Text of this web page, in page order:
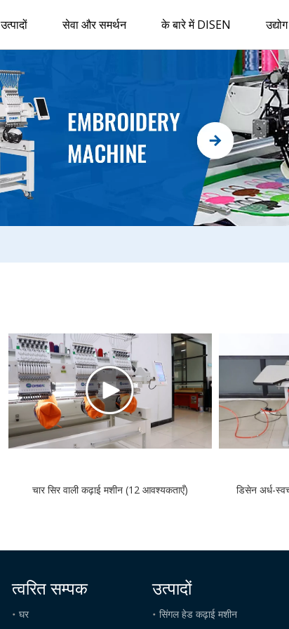
उत्पादों सेवा और समर्थन के बारे में DISEN
चार सिर वाली कढ़ाई मशीन (12 आवश्यकताएँ) डिसेन अर्ध-
त्वरित सम्पक
घर
उत्पादों
सिंगल हेड कढ़ाई मशीन